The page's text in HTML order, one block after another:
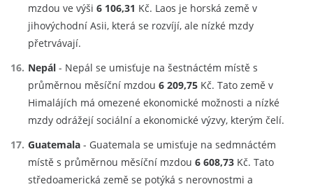
mzdou ve výši 6 106,31 Kč. Laos je horská země v
jihovýchodní Asii, která se rozvíjí, ale nízké mzdy
přetrvávají.
Nepál - Nepál se umisťuje na šestnáctém místě s
průměrnou měsíční mzdou 6 209,75 Kč. Tato země v
Himalájích má omezené ekonomické možnosti a nízké
mzdy odrážejí sociální a ekonomické výzvy, kterým čelí.
Guatemala - Guatemala se umisťuje na sedmnáctém
místě s průměrnou měsíční mzdou 6 608,73 Kč. Tato
středoamerická země se potýká s nerovnostmi a